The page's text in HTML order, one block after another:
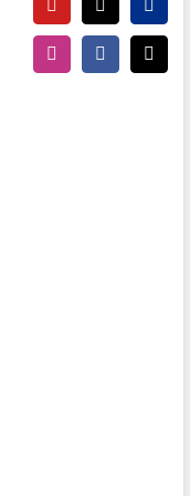
YouTubeTiktokPayPal
InstagramFacebook
E-
Mail